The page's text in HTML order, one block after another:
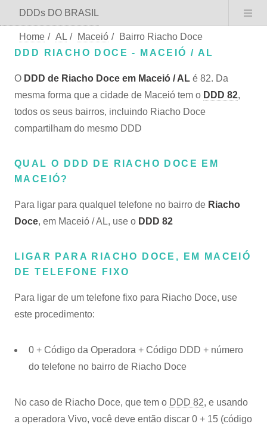
DDDs DO BRASIL
Home / AL / Maceió /
Bairro Riacho Doce
DDD RIACHO DOCE - MACEIÓ / AL
O DDD de Riacho Doce em Maceió / AL é 82. Da
mesma forma que a cidade de Maceió tem o DDD 82,
todos os seus bairros, incluindo Riacho Doce
compartilham do mesmo DDD
QUAL O DDD DE RIACHO DOCE EM
MACEIÓ?
Para ligar para qualquel telefone no bairro de Riacho
Doce, em Maceió / AL, use o DDD 82
LIGAR PARA RIACHO DOCE, EM MACEIÓ
DE TELEFONE FIXO
Para ligar de um telefone fixo para Riacho Doce, use
este procedimento:
0 + Código da Operadora + Código DDD + número
do telefone no bairro de Riacho Doce
No caso de Riacho Doce, que tem o DDD 82, e usando
a operadora Vivo, você deve então discar 0 + 15 (código